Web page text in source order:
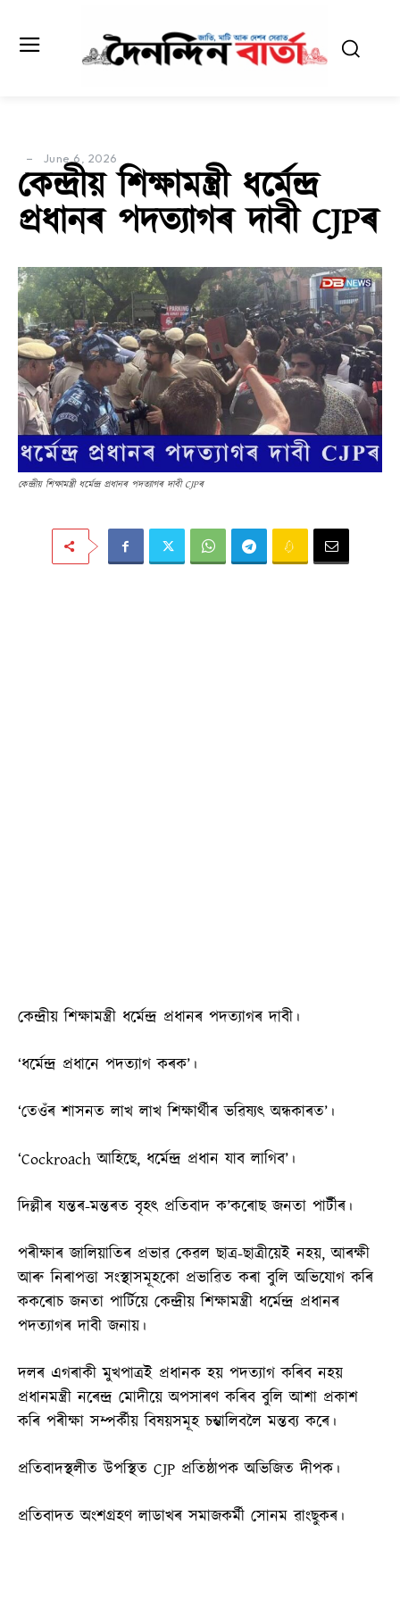
June 6, 2026
কেন্দ্ৰীয় শিক্ষামন্ত্ৰী ধৰ্মেন্দ্ৰ
প্ৰধানৰ পদত্যাগৰ দাবী CJPৰ
কেন্দ্ৰীয় শিক্ষামন্ত্ৰী ধৰ্মেন্দ্ৰ প্ৰধানৰ পদত্যাগৰ দাবী CJPৰ
কেন্দ্ৰীয় শিক্ষামন্ত্ৰী ধৰ্মেন্দ্ৰ প্ৰধানৰ পদত্যাগৰ দাবী।
‘ধর্মেন্দ্র প্রধানে পদত্যাগ কৰক’।
‘তেওঁৰ শাসনত লাখ লাখ শিক্ষার্থীৰ ভৱিষ্যৎ অন্ধকাৰত’।
‘Cockroach আহিছে, ধর্মেন্দ্র প্রধান যাব লাগিব’।
দিল্লীৰ যন্তৰ-মন্তৰত বৃহৎ প্ৰতিবাদ ক’কৰোছ জনতা পাৰ্টীৰ।
পৰীক্ষাৰ জালিয়াতিৰ প্ৰভাৱ কেৱল ছাত্ৰ-ছাত্ৰীয়েই নহয়, আৰক্ষী
আৰু নিৰাপত্তা সংস্থাসমূহকো প্ৰভাৱিত কৰা বুলি অভিযোগ কৰি
ককৰোচ জনতা পাৰ্টিয়ে কেন্দ্ৰীয় শিক্ষামন্ত্ৰী ধৰ্মেন্দ্ৰ প্ৰধানৰ
পদত্যাগৰ দাবী জনায়।
দলৰ এগৰাকী মুখপাত্ৰই প্ৰধানক হয় পদত্যাগ কৰিব নহয়
প্ৰধানমন্ত্ৰী নৰেন্দ্ৰ মোদীয়ে অপসাৰণ কৰিব বুলি আশা প্ৰকাশ
কৰি পৰীক্ষা সম্পৰ্কীয় বিষয়সমূহ চম্ভালিবলৈ মন্তব্য কৰে।
প্ৰতিবাদস্থলীত উপস্থিত CJP প্ৰতিষ্ঠাপক অভিজিত দীপক।
প্ৰতিবাদত অংশগ্ৰহণ লাডাখৰ সমাজকৰ্মী সোনম ৱাংছুকৰ।